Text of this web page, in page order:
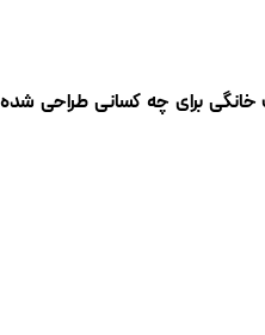
برای چه کسانی طراحی شده